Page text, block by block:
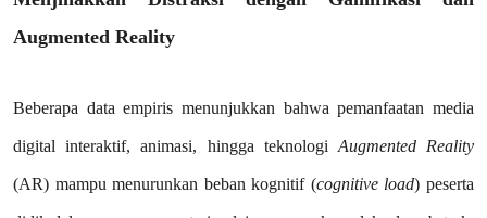
Augmented Reality
Beberapa data empiris menunjukkan bahwa pemanfaatan media
digital interaktif, animasi, hingga teknologi Augmented Reality
(AR) mampu menurunkan beban kognitif (cognitive load) peserta